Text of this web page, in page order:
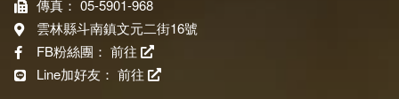
傳真： 05-5901-968
雲林縣斗南鎮文元二街16號
FB粉絲團： 前往
Line加好友： 前往